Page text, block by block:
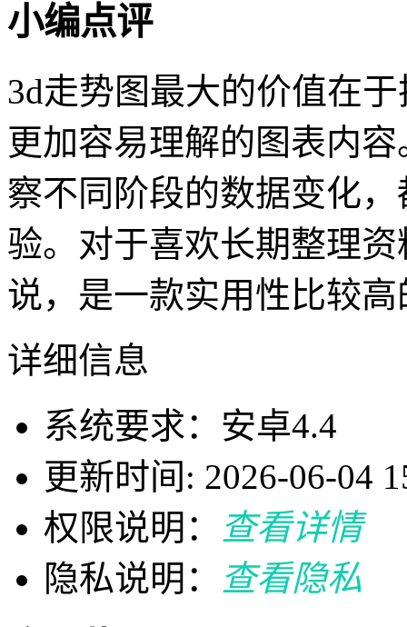
小编点评
3d走势图最大的价值在
更加容易理解的图表内
察不同阶段的数据变化
验。对于喜欢长期整理
说，是一款实用性比较
详细信息
系统要求：安卓4.4
更新时间: 2026-06-04
权限说明：
查看详情
隐私说明：
查看隐私